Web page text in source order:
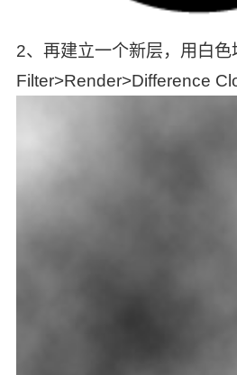
2、再建立一个新层，用白
Filter>Render>Difference